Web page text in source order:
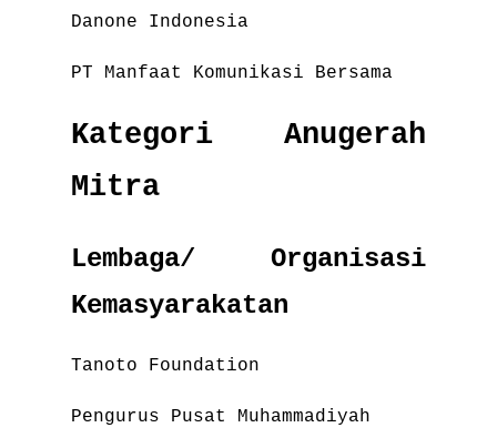
Danone Indonesia
PT Manfaat Komunikasi Bersama
Kategori Anugerah
Mitra
Lembaga/ Organisasi
Kemasyarakatan
Tanoto Foundation
Pengurus Pusat Muhammadiyah